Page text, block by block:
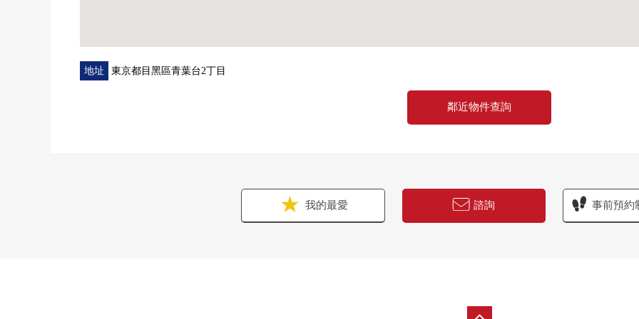
地址 東京都目黑區青葉台2丁目
鄰近物件查詢
我的最愛 諮詢 事前預約